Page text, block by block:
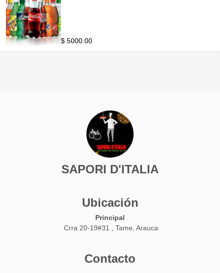
$ 5000.00
SAPORI D'ITALIA
Ubicación
Principal
Crra 20-19#31 , Tame, Arauca
Contacto